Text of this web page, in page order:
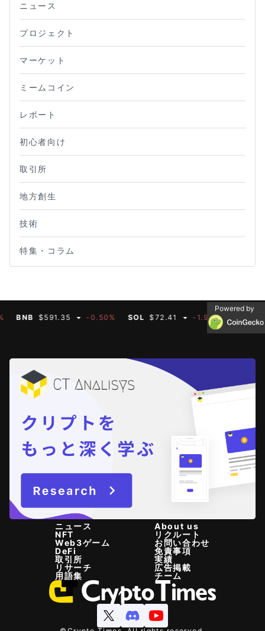
ニュース
プロジェクト
マーケット
ミームコイン
レポート
初心者向け
取引所
地方創生
技術
特集・コラム
BNB $591.35 -0.50% SOL $72.41 -1.90% DOGE
Powered by
ニュース
NFT
Web3ゲーム
DeFi
取引所
リサーチ
用語集
About us
リクルート
お問い合わせ
免責事項
実績
広告掲載
チーム